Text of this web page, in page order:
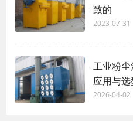
致的
2023-07-31
工业粉
应用与
2026-04-02